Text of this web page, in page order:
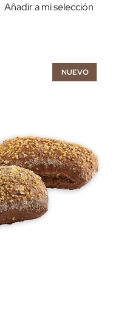
Añadir a mi selección
NUEVO